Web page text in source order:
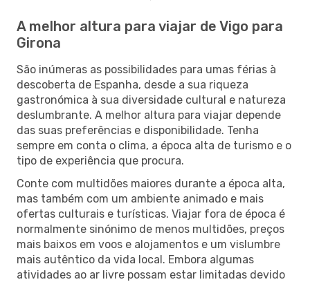
A melhor altura para viajar de Vigo para
Girona
São inúmeras as possibilidades para umas férias à
descoberta de Espanha, desde a sua riqueza
gastronómica à sua diversidade cultural e natureza
deslumbrante. A melhor altura para viajar depende
das suas preferências e disponibilidade. Tenha
sempre em conta o clima, a época alta de turismo e o
tipo de experiência que procura.
Conte com multidões maiores durante a época alta,
mas também com um ambiente animado e mais
ofertas culturais e turísticas. Viajar fora de época é
normalmente sinónimo de menos multidões, preços
mais baixos em voos e alojamentos e um vislumbre
mais autêntico da vida local. Embora algumas
atividades ao ar livre possam estar limitadas devido